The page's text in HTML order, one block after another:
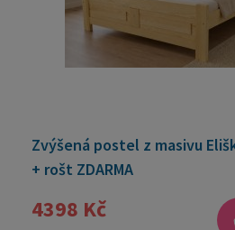
Zvýšená postel z masivu
+ rošt ZDARMA
4398 Kč